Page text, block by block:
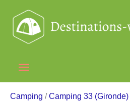
contenu
Menu
principal
Camping /Camping 33 (Gironde)